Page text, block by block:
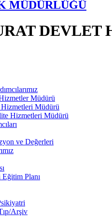
MÜDÜRLÜĞÜ
DEVLET
Müdürü
Hizmetleri Müdürü
Hizmetleri Müdürü
ve Değerleri
Planı
Arşiv